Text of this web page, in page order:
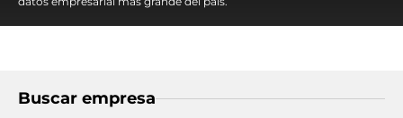
Buscar empresa